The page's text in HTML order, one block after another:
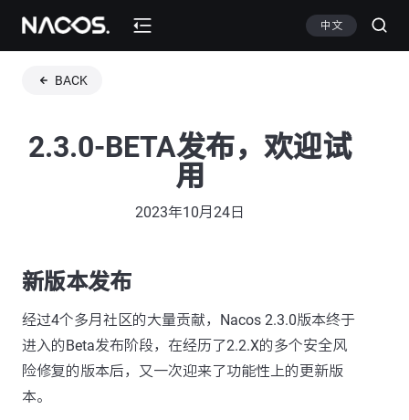
中文
BACK
2.3.0-BETA发布，欢迎试
用
2023年10月24日
新版本发布
经过4个多月社区的大量贡献，Nacos 2.3.0版本终于
进入的Beta发布阶段，在经历了2.2.X的多个安全风
险修复的版本后，又一次迎来了功能性上的更新版
本。